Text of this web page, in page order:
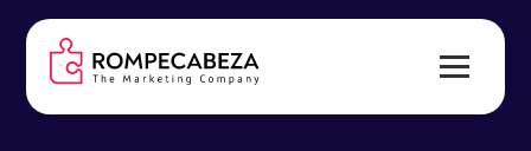
content